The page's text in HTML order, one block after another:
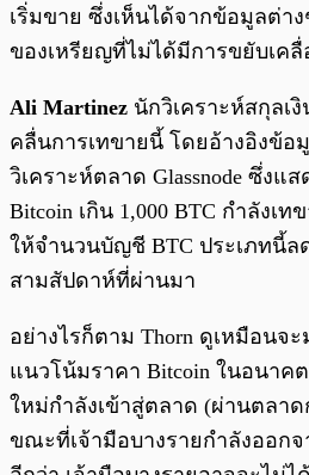
เริ่มขาย ซึ่งเห็นได้จากข้อมูลต่า
ของเหรียญที่ไม่ได้มีการขยับเค
Ali Martinez นักวิเคราะห์สกุลเ
คลื่นการเทขายนี้ โดยอ้างอิงข้
วิเคราะห์ตลาด Glassnode ซึ่งแ
Bitcoin เกิน 1,000 BTC กำลังเ
ให้จำนวนบัญชี BTC ประเภทนี้ล
สามสัปดาห์ที่ผ่านมา
อย่างไรก็ตาม Thorn ดูเหมือนจ
แนวโน้มราคา Bitcoin ในอนาค
ใหม่กำลังเข้าสู่ตลาด (ผ่านตลาด
ขณะที่เจ้ามือบางรายกำลังออก